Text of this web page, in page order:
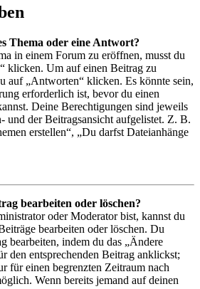
Thema oder eine Antwort?
in einem Forum zu eröffnen, musst du
klicken. Um auf einen Beitrag zu
auf „Antworten“ klicken. Es könnte sein,
erforderlich ist, bevor du einen
Deine Berechtigungen sind jeweils
und der Beitragsansicht aufgelistet. Z. B.
erstellen“, „Du darfst Dateianhänge
bearbeiten oder löschen?
oder Moderator bist, kannst du
bearbeiten oder löschen. Du
bearbeiten, indem du das „Ändere
den entsprechenden Beitrag anklickst;
für einen begrenzten Zeitraum nach
Wenn bereits jemand auf deinen